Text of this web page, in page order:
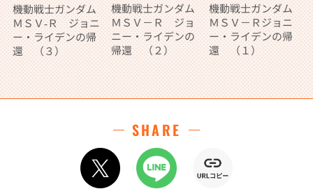
機動戦士ガンダム
ＭＳＶ‐Ｒ ジョニ
ー・ライデンの帰
還 （３）
機動戦士ガンダム
ＭＳＶ－Ｒ ジョ
ニー・ライデンの
帰還 （２）
機動戦士ガンダム
ＭＳＶ－Ｒジョニ
ー・ライデンの帰
還 （１）
SHARE